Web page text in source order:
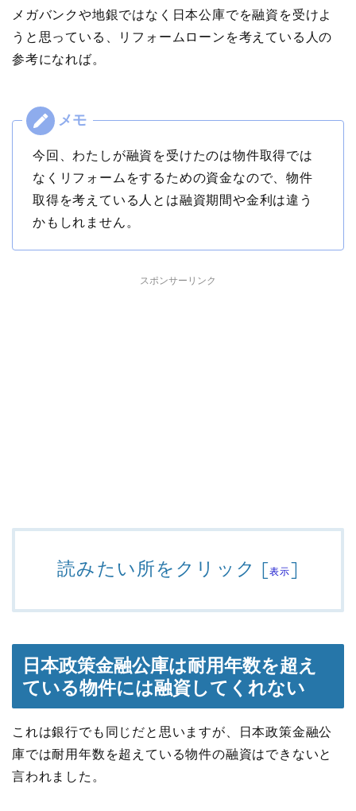
メガバンクや地銀ではなく日本公庫でを融資を受けよ
うと思っている、リフォームローンを考えている人の
参考になれば。
今回、わたしが融資を受けたのは物件取得では
なくリフォームをするための資金なので、物件
取得を考えている人とは融資期間や金利は違う
かもしれません。
スポンサーリンク
読みたい所をクリック [表示]
日本政策金融公庫は耐用年数を超え
ている物件には融資してくれない
これは銀行でも同じだと思いますが、日本政策金融公
庫では耐用年数を超えている物件の融資はできないと
言われました。